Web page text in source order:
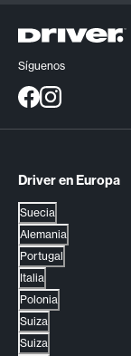
Síguenos
Driver en Europa
Suecia
Alemania
Portugal
Italia
Polonia
Suiza
Suiza